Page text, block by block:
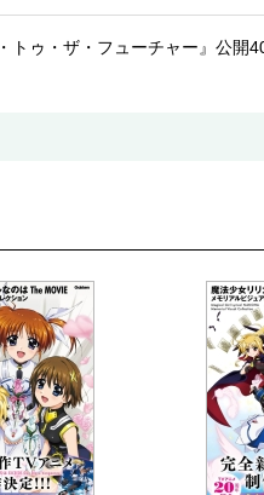
トゥ・ザ・フューチャー』公開